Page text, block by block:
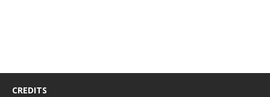
CREDITS